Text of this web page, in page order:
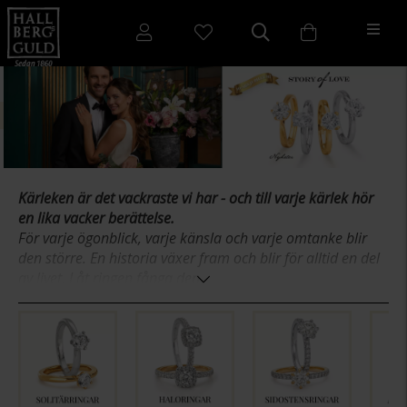
Kärleken är det vackraste vi har - och till varje kärlek hör
en lika vacker berättelse.
För varje ögonblick, varje känsla och varje omtanke blir
den större. En historia växer fram och blir för alltid en del
av livet. Låt ringen fånga den.
Från Story of Love hittar ni ett brett sortiment av prisvärda
och klassiska ringar med en modern touch. Ringar från
Story of Love är designade för att lätt kunna matchas med
en annan ring. Till vissa modeller finns en perfekt
matchande alliansring. Ringarna tillverkas i återvunnet